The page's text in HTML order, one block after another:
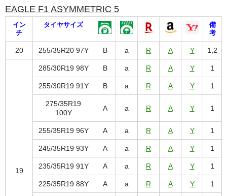
EAGLE F1 ASYMMETRIC 5
イン
チ
タイヤサイズ
備
考
20 255/35R20 97Y B a R A Y 1,2
19
285/30R19 98Y B a R A Y 1
255/30R19 91Y B a R A Y 1
275/35R19
100Y
A a R A Y 1
255/35R19 96Y A a R A Y 1
245/35R19 93Y A a R A Y 1
235/35R19 91Y A a R A Y 1
225/35R19 88Y A a R A Y 1